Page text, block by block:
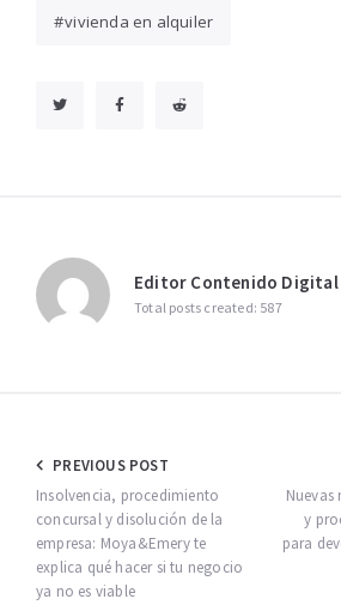
vivienda en alquiler
Editor Contenido Digital
Total posts created: 587
Navegación
de
entradas
PREVIOUS POST
Insolvencia, procedimiento
concursal y disolución de la
empresa: Moya&Emery te
explica qué hacer si tu negocio
ya no es viable
Nuevas
y
para